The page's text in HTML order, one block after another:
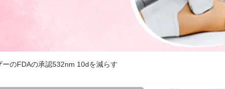
のFDAの承認532nm 10dを減らす